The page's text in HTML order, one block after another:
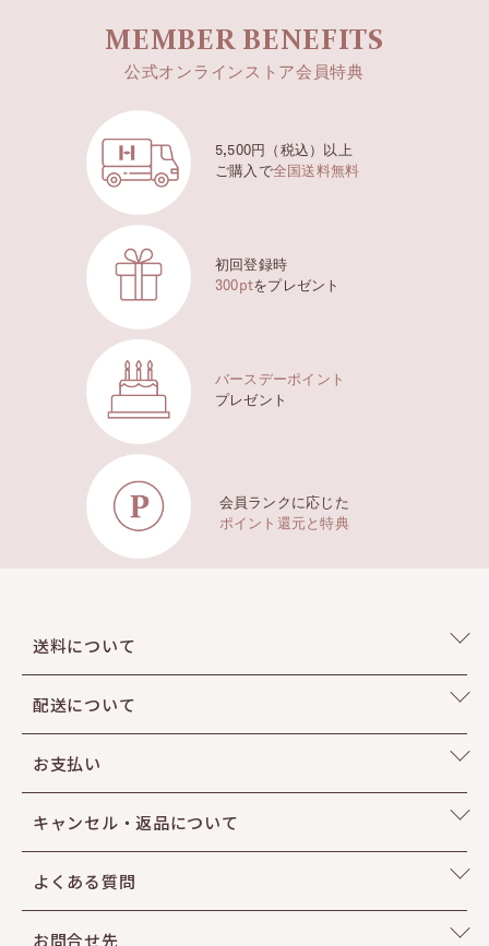
21 IVORY アイボリー BEST
自然なアイボリーベージュ
ダマになりにくく密着力が高い、小さな粒子のX-FINEパウダーが
MEMBER BENEFITS
公式オンラインストア会員特典
5,500円（税込）以上
ご購入で全国送料無料
初回登録時
300ptをプレゼント
バースデーポイント
プレゼント
会員ランクに応じた
ポイント還元と特典
送料について
配送について
お支払い
キャンセル・返品について
よくある質問
お問合せ先